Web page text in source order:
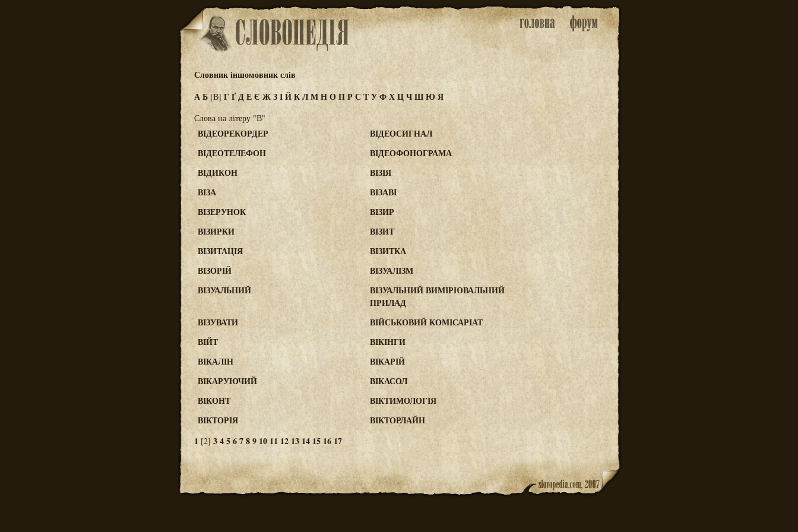
Словник іншомовник слів
АБ [В] Г ҐДЕЄ ЖЗІЙКЛМНОПРС ТУФХЦЧШЮ Я
Слова на літеру "В"
ВІДЕОРЕКОРДЕР
ВІДЕОСИГНАЛ
ВІДЕОТЕЛЕФОН
ВІДЕОФОНОГРАМА
ВІДИКОН
ВІЗІЯ
ВІЗА
ВІЗАВІ
ВІЗЕРУНОК
ВІЗИР
ВІЗИРКИ
ВІЗИТ
ВІЗИТАЦІЯ
ВІЗИТКА
ВІЗОРІЙ
ВІЗУАЛІЗМ
ВІЗУАЛЬНИЙ
ВІЗУАЛЬНИЙ ВИМІРЮВАЛЬНИЙ
ПРИЛАД
ВІЗУВАТИ
ВІЙСЬКОВИЙ КОМІСАРІАТ
ВІЙТ
ВІКІНГИ
ВІКАЛІН
ВІКАРІЙ
ВІКАРУЮЧИЙ
ВІКАСОЛ
ВІКОНТ
ВІКТИМОЛОГІЯ
ВІКТОРІЯ
ВІКТОРЛАЙН
1 [2]3456789 10 11 12 13 14 15 16 17